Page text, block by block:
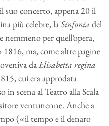
concerto, appena 20 il
più celebre, laSinfonia del
nemmeno per quell’opera,
ma, come altre pagine
daElisabetta regina
cui era approdata
in scena al Teatro alla Scala
ventunenne. Anche a
(«il tempo e il denaro